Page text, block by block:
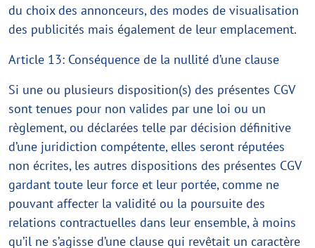
du choix des annonceurs, des modes de visualisation
des publicités mais également de leur emplacement.
Article 13: Conséquence de la nullité d’une clause
Si une ou plusieurs disposition(s) des présentes CGV
sont tenues pour non valides par une loi ou un
règlement, ou déclarées telle par décision définitive
d’une juridiction compétente, elles seront réputées
non écrites, les autres dispositions des présentes CGV
gardant toute leur force et leur portée, comme ne
pouvant affecter la validité ou la poursuite des
relations contractuelles dans leur ensemble, à moins
qu’il ne s’agisse d’une clause qui revêtait un caractère